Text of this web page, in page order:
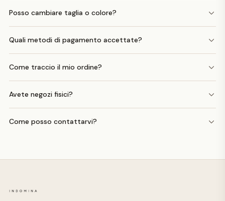
Posso cambiare taglia o colore?
Quali metodi di pagamento accettate?
Come traccio il mio ordine?
Avete negozi fisici?
Come posso contattarvi?